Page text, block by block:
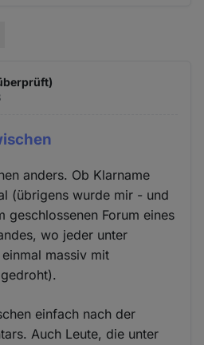
anders. Ob Klarname
(übrigens wurde mir - und
geschlossenen Forum eines
wo jeder unter
massiv mit
einfach nach der
Auch Leute, die unter